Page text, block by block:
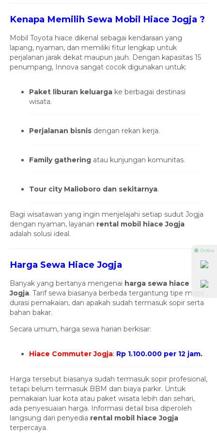
Kenapa Memilih Sewa Mobil Hiace Jogja ?
Mobil Toyota hiace dikenal sebagai kendaraan yang
lapang, nyaman, dan memiliki fitur lengkap untuk
perjalanan jarak dekat maupun jauh. Dengan kapasitas 15
penumpang, Innova sangat cocok digunakan untuk:
Paket liburan keluarga ke berbagai destinasi
wisata.
Perjalanan bisnis dengan rekan kerja.
Family gathering atau kunjungan komunitas.
Tour city Malioboro dan sekitarnya.
Bagi wisatawan yang ingin menjelajahi setiap sudut Jogja
dengan nyaman, layanan rental mobil hiace Jogja
adalah solusi ideal.
Harga Sewa Hiace Jogja
Banyak yang bertanya mengenai harga sewa hiace
Jogja. Tarif sewa biasanya berbeda tergantung tipe mobil ,
durasi pemakaian, dan apakah sudah termasuk sopir serta
bahan bakar.
Secara umum, harga sewa harian berkisar:
Hiace Commuter Jogja: Rp 1.100.000 per 12 jam.
Harga tersebut biasanya sudah termasuk sopir profesional,
tetapi belum termasuk BBM dan biaya parkir. Untuk
pemakaian luar kota atau paket wisata lebih dari sehari,
ada penyesuaian harga. Informasi detail bisa diperoleh
langsung dari penyedia rental mobil hiace Jogja
terpercaya.
⚫ Online